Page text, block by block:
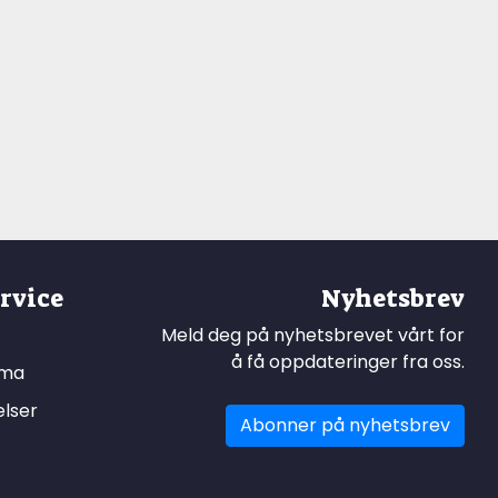
Nyhetsbrev
Meld deg på nyhetsbrevet vårt for
å få oppdateringer fra oss.
Abonner på nyhetsbrev